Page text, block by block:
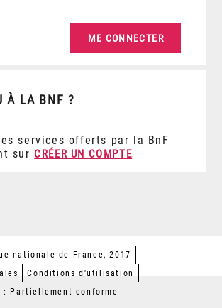
À LA BNF ?
services offerts par la BnF
sur CRÉER UN COMPTE
nationale de France, 2017
Conditions d'utilisation
Partiellement conforme